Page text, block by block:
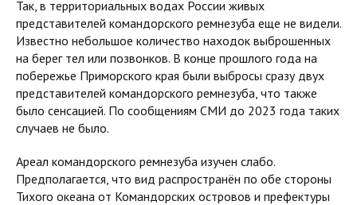
Так, в территориальных водах России живых
представителей командорского ремнезуба еще не видели.
Известно небольшое количество находок выброшенных
на берег тел или позвонков. В конце прошлого года на
побережье Приморского края были выбросы сразу двух
представителей командорского ремнезуба, что также
было сенсацией. По сообщениям СМИ до 2023 года таких
случаев не было.
Ареал командорского ремнезуба изучен слабо.
Предполагается, что вид распространён по обе стороны
Тихого океана от Командорских островов и префектуры